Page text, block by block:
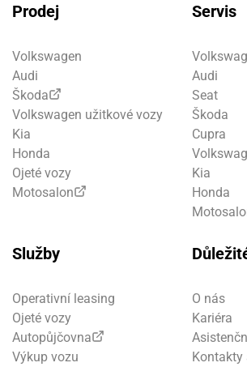
Prodej
Volkswagen
Audi
Škoda
Volkswagen užitkové vozy
Kia
Honda
Ojeté vozy
Motosalon
Servis
Audi
Seat
Škoda
Cupra
Kia
Honda
Služby
Operativní leasing
Ojeté vozy
Autopůjčovna
Výkup vozu
O nás
Kariéra
Kontakty